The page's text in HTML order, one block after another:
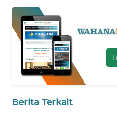
Berita Terkait
WN
BENGKULU
WN
LAMPUNG
WN